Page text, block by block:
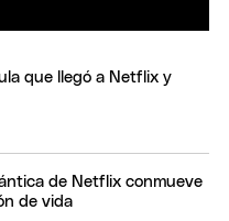
que llegó a Netflix y
de Netflix conmueve
de vida